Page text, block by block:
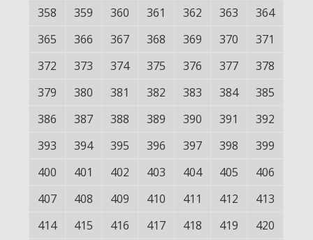
358
359 360 361 362 363
364
365
366 367 368 369 370
371
372
373 374 375 376 377
378
379
380 381 382 383 384
385
386
387 388 389 390 391
392
393
394 395 396 397 398
399
400
401 402 403 404 405
406
407
408 409 410 411 412
413
414
415 416 417 418 419 420